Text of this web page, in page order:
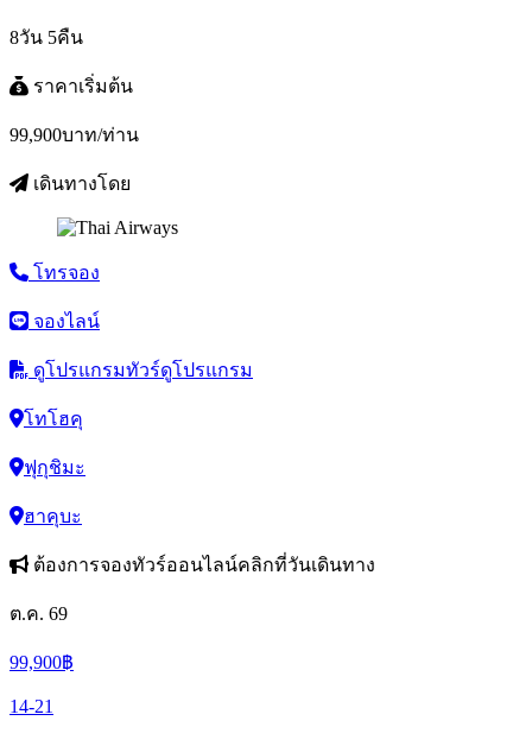
8วัน 5คืน
ราคาเริ่มต้น
99,900บาท/ท่าน
เดินทางโดย
โทรจอง
จองไลน์
ดูโปรแกรมทัวร์ดูโปรแกรม
โทโฮคุ
ฟุกุชิมะ
ฮาคุบะ
ต้องการจองทัวร์ออนไลน์คลิกที่วันเดินทาง
ต.ค. 69
99,900฿
14-21